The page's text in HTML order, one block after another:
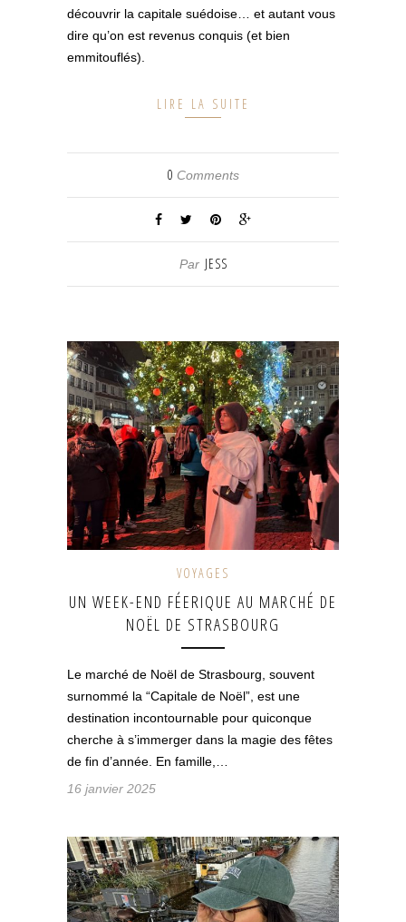
découvrir la capitale suédoise… et autant vous
dire qu’on est revenus conquis (et bien
emmitouflés).
LIRE LA SUITE
0 Comments
Par JESS
VOYAGES
UN WEEK-END FÉERIQUE AU MARCHÉ DE
NOËL DE STRASBOURG
Le marché de Noël de Strasbourg, souvent
surnommé la “Capitale de Noël”, est une
destination incontournable pour quiconque
cherche à s’immerger dans la magie des fêtes
de fin d’année. En famille,…
16 janvier 2025